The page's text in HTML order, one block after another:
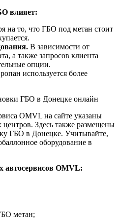
влияет:
на то, что ГБО под метан стоит
В зависимости от
а также запросов клиента
опции.
используется более
ГБО в Донецке онлайн
OMVL на сайте указаны
центров. Здесь также размещены
ГБО в Донецке. Учитывайте,
оборудование в
автосервисов OMVL:
метан;